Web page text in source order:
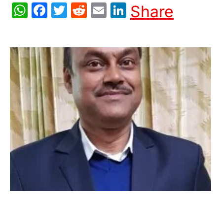
WhatsApp
Facebook
Twitter
Reddit
EmailLinkedIn
Share